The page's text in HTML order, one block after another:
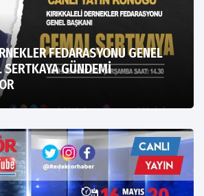
FEDARASYONU GENEL
GÜNDEMİ